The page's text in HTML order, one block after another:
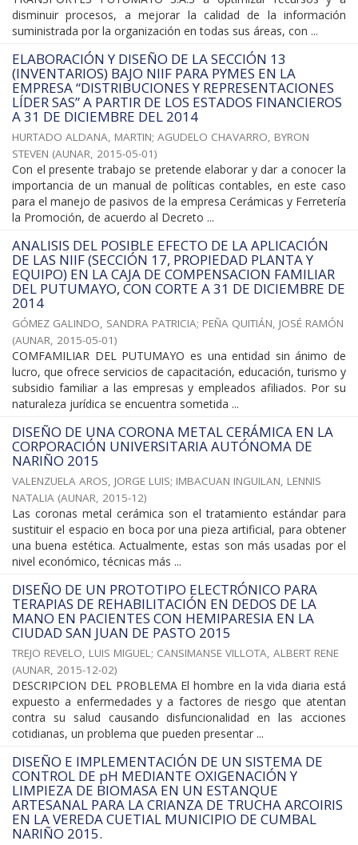
disminuir procesos, a mejorar la calidad de la información
suministrada por la organización en todas sus áreas, con ...
ELABORACIÓN Y DISEÑO DE LA SECCIÓN 13
(INVENTARIOS) BAJO NIIF PARA PYMES EN LA
EMPRESA “DISTRIBUCIONES Y REPRESENTACIONES
LÍDER SAS” A PARTIR DE LOS ESTADOS FINANCIEROS
A 31 DE DICIEMBRE DEL 2014
HURTADO ALDANA, MARTIN; AGUDELO CHAVARRO, BYRON
STEVEN (AUNAR, 2015-05-01)
Con el presente trabajo se pretende elaborar y dar a conocer la
importancia de un manual de políticas contables, en este caso
para el manejo de pasivos de la empresa Cerámicas y Ferretería
la Promoción, de acuerdo al Decreto ...
ANALISIS DEL POSIBLE EFECTO DE LA APLICACIÓN
DE LAS NIIF (SECCIÓN 17, PROPIEDAD PLANTA Y
EQUIPO) EN LA CAJA DE COMPENSACION FAMILIAR
DEL PUTUMAYO, CON CORTE A 31 DE DICIEMBRE DE
2014
GÓMEZ GALINDO, SANDRA PATRICIA; PEÑA QUITIÁN, JOSÉ RAMÓN
(AUNAR, 2015-05-01)
COMFAMILIAR DEL PUTUMAYO es una entidad sin ánimo de
lucro, que ofrece servicios de capacitación, educación, turismo y
subsidio familiar a las empresas y empleados afiliados. Por su
naturaleza jurídica se encuentra sometida ...
DISEÑO DE UNA CORONA METAL CERÁMICA EN LA
CORPORACIÓN UNIVERSITARIA AUTÓNOMA DE
NARIÑO 2015
VALENZUELA AROS, JORGE LUIS; IMBACUAN INGUILAN, LENNIS
NATALIA (AUNAR, 2015-12)
Las coronas metal cerámica son el tratamiento estándar para
sustituir el espacio en boca por una pieza artificial, para obtener
una buena estética. Actualmente, estas son más usadas por el
nivel económico, técnicas más ...
DISEÑO DE UN PROTOTIPO ELECTRÓNICO PARA
TERAPIAS DE REHABILITACIÓN EN DEDOS DE LA
MANO EN PACIENTES CON HEMIPARESIA EN LA
CIUDAD SAN JUAN DE PASTO 2015
TREJO REVELO, LUIS MIGUEL; CANSIMANSE VILLOTA, ALBERT RENE
(AUNAR, 2015-12-02)
DESCRIPCION DEL PROBLEMA El hombre en la vida diaria está
expuesto a enfermedades y a factores de riesgo que atentan
contra su salud causando disfuncionalidad en las acciones
cotidianas, un problema que pueden presentar ...
DISEÑO E IMPLEMENTACIÓN DE UN SISTEMA DE
CONTROL DE pH MEDIANTE OXIGENACIÓN Y
LIMPIEZA DE BIOMASA EN UN ESTANQUE
ARTESANAL PARA LA CRIANZA DE TRUCHA ARCOIRIS
EN LA VEREDA CUETIAL MUNICIPIO DE CUMBAL
NARIÑO 2015.